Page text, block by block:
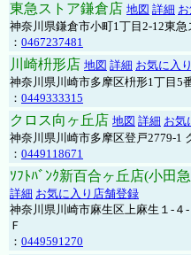
東急ストア鎌倉店 地図 詳細
神奈川県鎌倉市小町1丁目2-12東
： 0467237481
川崎枡形店 地図 詳細 お気に入
神奈川県川崎市多摩区枡形1丁目5
： 0449333315
クロス向ヶ丘店 地図 詳細 お気
神奈川県川崎市多摩区登戸2779-1
： 0449118671
ｿﾌﾄﾊﾞﾝｸ新百合ヶ丘店(小田
詳細 お気に入り店舗登録
神奈川県川崎市麻生区上麻生１-
Ｆ
： 0449591270